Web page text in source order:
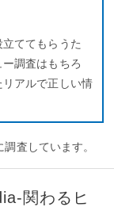
ててもらうた
調査はもちろ
アルで正しい情
査しています。
関わるヒ